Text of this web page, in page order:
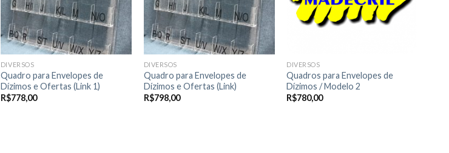
DIVERSOS
Quadro para Envelopes de
Dízimos e Ofertas (Link 1)
R$778,00
DIVERSOS
Quadro para Envelopes de
Dízimos e Ofertas (Link)
R$798,00
DIVERSOS
Quadros para Envelopes de
Dízimos / Modelo 2
R$780,00